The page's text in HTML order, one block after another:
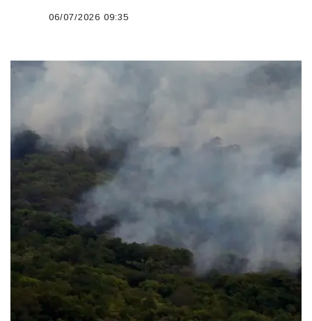
06/07/2026 09:35
';